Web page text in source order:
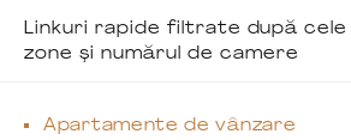
Linkuri rapide filtrate după
zone și numărul de camere
Apartamente de vânzare